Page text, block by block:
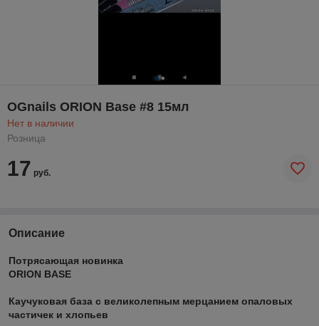
OGnails ORION Base #8 15мл
Нет в наличии
Розница
17 руб.
Описание
Потрясающая новинка
ORION BASE
Каучуковая база с великолепным мерцанием опаловых
частичек и хлопьев